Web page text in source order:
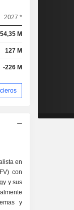
2027 *
M
127 M
-226 M
en
con
y sus
y